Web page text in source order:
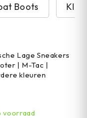
Boots
Lage Sneakers
| M-Tac |
kleuren
voorraad